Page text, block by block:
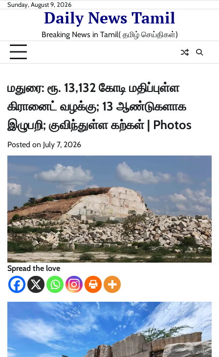
SkipSunday, August 9, 2026
Daily News Tamil
Breaking News in Tamil( தமிழ் செய்திகள்)
மதுரை: ரூ. 13,132 கோடி மதிப்புள்ள
கிரானைட் வழக்கு; 13 ஆண்டுகளாக
இழுபறி; குவிந்துள்ள கற்கள் | Photos
Posted on July 7, 2026
Spread the love